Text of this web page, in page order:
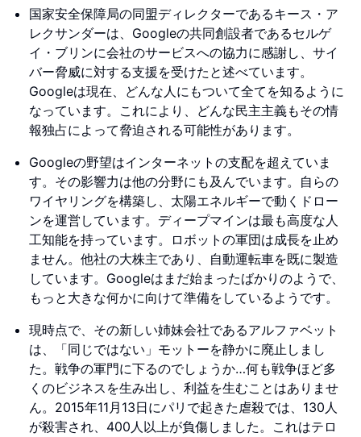
国家安全保障局の同盟ディレクターであるキース・ア
レクサンダーは、Googleの共同創設者であるセルゲ
イ・ブリンに会社のサービスへの協力に感謝し、サイ
バー脅威に対する支援を受けたと述べています。
Googleは現在、どんな人にもついて全てを知るように
なっています。これにより、どんな民主主義もその情
報独占によって脅迫される可能性があります。
Googleの野望はインターネットの支配を超えていま
す。その影響力は他の分野にも及んでいます。自らの
ワイヤリングを構築し、太陽エネルギーで動くドロー
ンを運営しています。ディープマインは最も高度な人
工知能を持っています。ロボットの軍団は成長を止め
ません。他社の大株主であり、自動運転車を既に製造
しています。Googleはまだ始まったばかりのようで、
もっと大きな何かに向けて準備をしているようです。
現時点で、その新しい姉妹会社であるアルファベット
は、「同じではない」モットーを静かに廃止しまし
た。戦争の軍門に下るのでしょうか…何も戦争ほど多
くのビジネスを生み出し、利益を生むことはありませ
ん。2015年11月13日にパリで起きた虐殺では、130人
が殺害され、400人以上が負傷しました。これはテロ